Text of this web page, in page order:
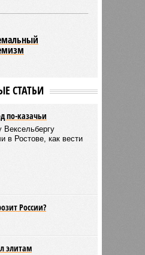
СТАТЬИ
по-казачьи
Вексельбергу
в Ростове, как вести
России?
элитам